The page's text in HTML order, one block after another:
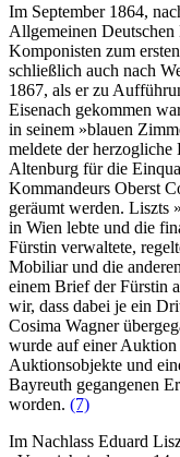
Im September 1864,
Allgemeinen
Komponisten zum
schließlich auch nach
1867, als er zu
Eisenach gekommen
in seinem »blauen
meldete der herzogliche
Altenburg für die
Kommandeurs Oberst
geräumt werden. Liszts
in Wien lebte und die
Fürstin verwaltete,
Mobiliar und die
einem Brief der Fürstin
wir, dass dabei je ein
Cosima Wagner
wurde auf einer
Auktionsobjekte und
Bayreuth gegangenen
worden. (7)
Im Nachlass Eduard